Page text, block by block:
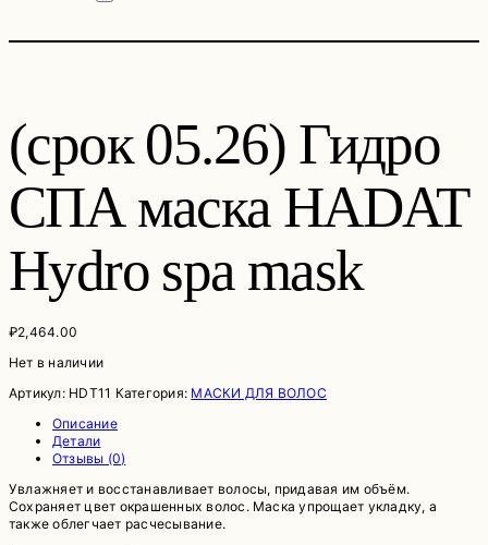
(срок 05.26) Гидро
СПА маска HADAT
Hydro spa mask
₽2,464.00
Нет в наличии
Артикул: HDT11 Категория: МАСКИ ДЛЯ ВОЛОС
Описание
Детали
Отзывы (0)
Увлажняет и восстанавливает волосы, придавая им объём.
Сохраняет цвет окрашенных волос. Маска упрощает укладку, а
также облегчает расчесывание.